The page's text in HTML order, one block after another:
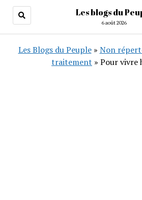
Les blogs du
6 août 2026
Les Blogs du Peuple» Non
traitement » Pour vivre